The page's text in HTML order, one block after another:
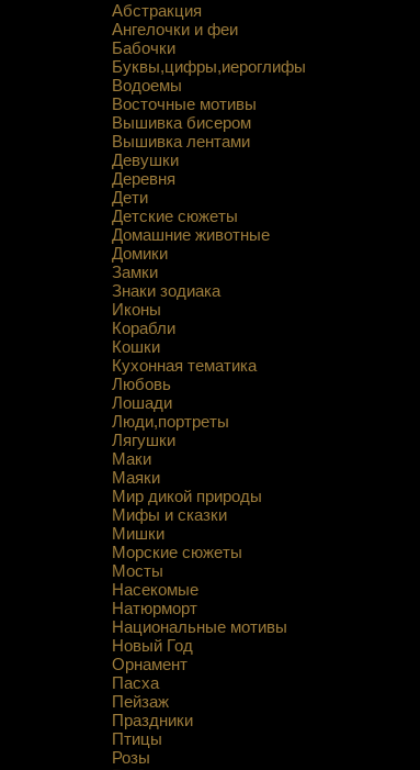
Абстракция
Ангелочки и феи
Бабочки
Буквы,цифры,иероглифы
Водоемы
Восточные мотивы
Вышивка бисером
Вышивка лентами
Девушки
Деревня
Дети
Детские сюжеты
Домашние животные
Домики
Замки
Знаки зодиака
Иконы
Корабли
Кошки
Кухонная тематика
Любовь
Лошади
Люди,портреты
Лягушки
Маки
Маяки
Мир дикой природы
Мифы и сказки
Мишки
Морские сюжеты
Мосты
Насекомые
Натюрморт
Национальные мотивы
Новый Год
Орнамент
Пасха
Пейзаж
Праздники
Птицы
Розы